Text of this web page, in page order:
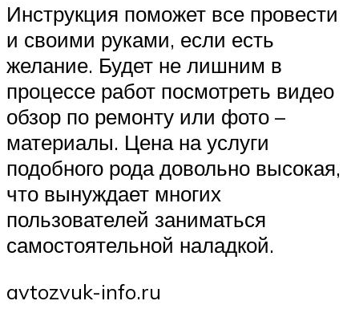
Инструкция поможет все провести
и своими руками, если есть
желание. Будет не лишним в
процессе работ посмотреть видео
обзор по ремонту или фото –
материалы. Цена на услуги
подобного рода довольно высокая,
что вынуждает многих
пользователей заниматься
самостоятельной наладкой.
avtozvuk-info.ru